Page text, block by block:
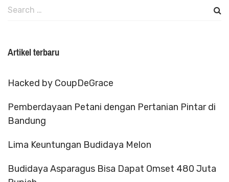
Search
Artikel terbaru
Hacked by CoupDeGrace
Pemberdayaan Petani dengan Pertanian Pintar di
Bandung
Lima Keuntungan Budidaya Melon
Budidaya Asparagus Bisa Dapat Omset 480 Juta